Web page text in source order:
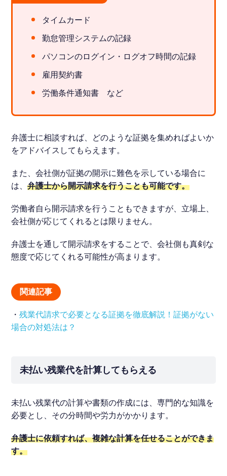
タイムカード
勤怠管理システムの記録
パソコンのログイン・ログオフ時間の記録
雇用契約書
労働条件通知書 など
弁護士に相談すれば、どのような証拠を集めればよいか
をアドバイスしてもらえます。
また、会社側が証拠の開示に難色を示している場合に
は、弁護士から開示請求を行うことも可能です。
労働者自ら開示請求を行うこともできますが、立場上、
会社側が応じてくれるとは限りません。
弁護士を通して開示請求をすることで、会社側も真剣な
態度で応じてくれる可能性が高まります。
関連記事
・残業代請求で必要となる証拠を徹底解説！証拠がない
場合の対処法は？
未払い残業代を計算してもらえる
未払い残業代の計算や書類の作成には、専門的な知識を
必要とし、その分時間や労力がかかります。
弁護士に依頼すれば、複雑な計算を任せることができま
す。